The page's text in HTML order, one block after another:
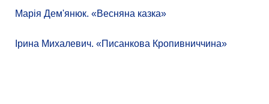
Марія Дем'янюк. «Весняна казка»
Ірина Михалевич. «Писанкова Кропивниччина»